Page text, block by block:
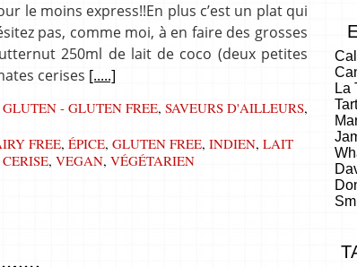
le moins express!!En plus c’est un plat qui
pas, comme moi, à en faire des grosses
250ml de lait de coco (deux petites
cerises [.....]
GLUTEN - GLUTEN FREE, SAVEURS D'AILLEURS,
FREE, ÉPICE, GLUTEN FREE, INDIEN, LAIT
, VEGAN, VÉGÉTARIEN
La